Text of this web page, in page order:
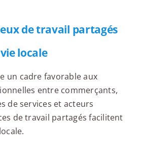
de travail partagés
locale
un cadre favorable aux
entre commerçants,
de services et acteurs
de travail partagés facilitent